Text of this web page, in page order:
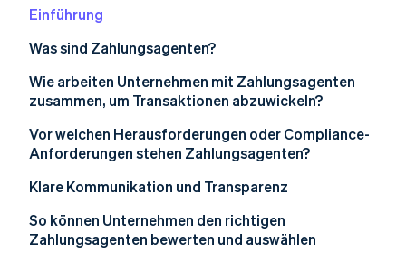
Start-up-Gründung
Climate
Online-Identitätsprüfung
Stripe-Sessions 2026
Partner
Einführung
Was sind Zahlungsagenten?
Wie arbeiten Unternehmen mit Zahlungsagenten
zusammen, um Transaktionen abzuwickeln?
Das Unternehmen verstehen
Begleitung bei der Einrichtung des Händlerkontos
Kontinuierlicher Support
Vor welchen Herausforderungen oder Compliance-
Anforderungen stehen Zahlungsagenten?
Sicherheit, Registrierung und Aufsicht
Ein schnelllebiger, fragmentierter Markt
Klare Kommunikation und Transparenz
So können Unternehmen den richtigen
Zahlungsagenten bewerten und auswählen